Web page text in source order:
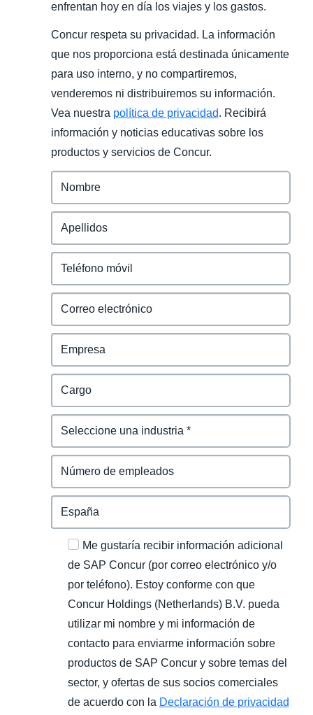
enfrentan hoy en día los viajes y los gastos.
Concur respeta su privacidad. La información
que nos proporciona está destinada únicamente
para uso interno, y no compartiremos,
venderemos ni distribuiremos su información.
Vea nuestra política de privacidad. Recibirá
información y noticias educativas sobre los
productos y servicios de Concur.
Me gustaría recibir información adicional
de SAP Concur (por correo electrónico y/o
por teléfono). Estoy conforme con que
Concur Holdings (Netherlands) B.V. pueda
utilizar mi nombre y mi información de
contacto para enviarme información sobre
productos de SAP Concur y sobre temas del
sector, y ofertas de sus socios comerciales
de acuerdo con la Declaración de privacidad